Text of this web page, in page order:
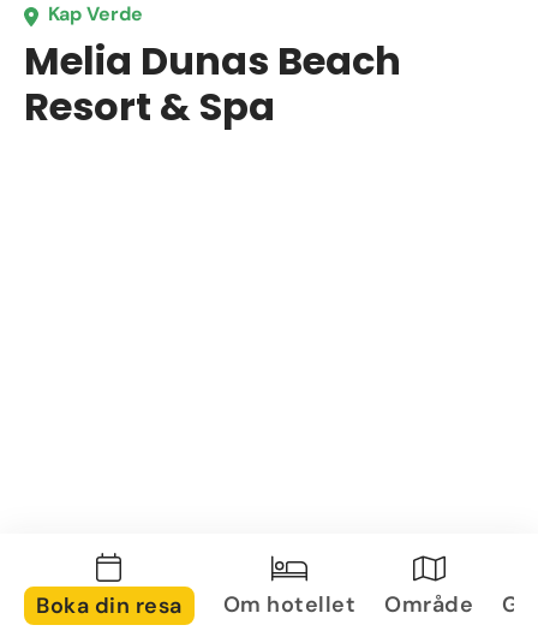
Kap Verde
Melia Dunas Beach
Resort & Spa
Boka din resa Om hotellet Område